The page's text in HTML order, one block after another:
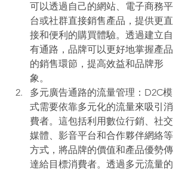
可以透過自己的網站、電子商務平
台或社群直接銷售產品，提供更直
接和便利的購買體驗。透過建立自
有通路，品牌可以更好地掌握產品
的銷售環節，提高效益和品牌形
象。
多元廣告通路的流量管理：D2C模
式需要依靠多元化的流量來吸引消
費者。這包括利用數位行銷、社交
媒體、影音平台和合作夥伴網絡等
方式，將品牌的價值和產品優勢傳
達給目標消費者。透過多元流量的